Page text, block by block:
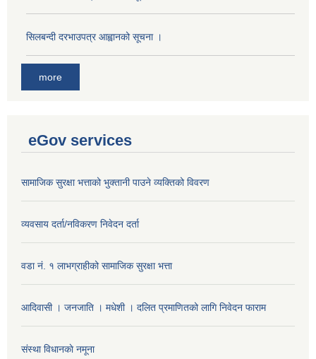
सिलबन्दी दरभाउपत्र आह्वानको सूचना ।
more
eGov services
सामाजिक सुरक्षा भत्ताको भुक्तानी पाउने व्यक्तिको विवरण
व्यवसाय दर्ता/नविकरण निवेदन दर्ता
वडा नं. १ लाभग्राहीको सामाजिक सुरक्षा भत्ता
आदिवासी । जनजाति । मधेशी । दलित प्रमाणितको लागि निवेदन फाराम
संस्था विधानकाे नमूना